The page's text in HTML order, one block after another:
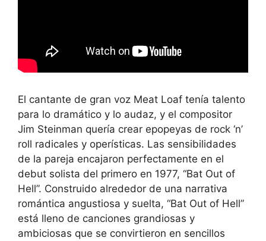
El cantante de gran voz Meat Loaf tenía talento
para lo dramático y lo audaz, y el compositor
Jim Steinman quería crear epopeyas de rock ‘n’
roll radicales y operísticas. Las sensibilidades
de la pareja encajaron perfectamente en el
debut solista del primero en 1977, “Bat Out of
Hell”. Construido alrededor de una narrativa
romántica angustiosa y suelta, “Bat Out of Hell”
está lleno de canciones grandiosas y
ambiciosas que se convirtieron en sencillos